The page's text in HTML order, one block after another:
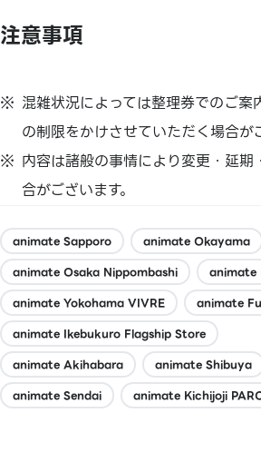
注意事項
混雑状況によっては整理券でのご案
の制限をかけさせていただく場合が
内容は諸般の事情により変更・延期
合がございます。
animate Sapporo
animate Okayama
animate Osaka Nippombashi
animate
animate Yokohama VIVRE
animate
animate Ikebukuro Flagship Store
animate Akihabara
animate Shibuya
animate Sendai
animate Kichijoji